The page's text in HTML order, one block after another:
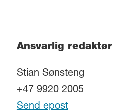
Ansvarlig redaktør
Stian Sønsteng
+47 9920 2005
Send epost